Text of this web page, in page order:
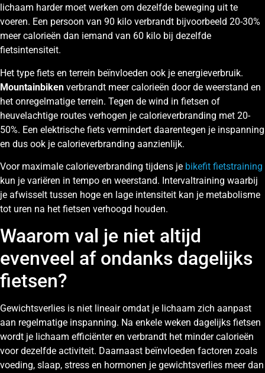
lichaam harder moet werken om dezelfde beweging uit te
voeren. Een persoon van 90 kilo verbrandt bijvoorbeeld 20-30%
meer calorieën dan iemand van 60 kilo bij dezelfde
fietsintensiteit.
Het type fiets en terrein beïnvloeden ook je energieverbruik.
Mountainbiken verbrandt meer calorieën door de weerstand en
het onregelmatige terrein. Tegen de wind in fietsen of
heuvelachtige routes verhogen je calorieverbranding met 20-
50%. Een elektrische fiets vermindert daarentegen je inspanning
en dus ook je calorieverbranding aanzienlijk.
Voor maximale calorieverbranding tijdens je bikefit fietstraining
kun je variëren in tempo en weerstand. Intervaltraining waarbij
je afwisselt tussen hoge en lage intensiteit kan je metabolisme
tot uren na het fietsen verhoogd houden.
Waarom val je niet altijd
evenveel af ondanks dagelijks
fietsen?
Gewichtsverlies is niet lineair omdat je lichaam zich aanpast
aan regelmatige inspanning. Na enkele weken dagelijks fietsen
wordt je lichaam efficiënter en verbrandt het minder calorieën
voor dezelfde activiteit. Daarnaast beïnvloeden factoren zoals
voeding, slaap, stress en hormonen je gewichtsverlies meer dan